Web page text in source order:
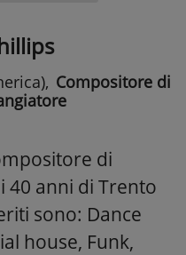
, Compositore di
di
40 anni di Trento
sono: Dance
house, Funk,